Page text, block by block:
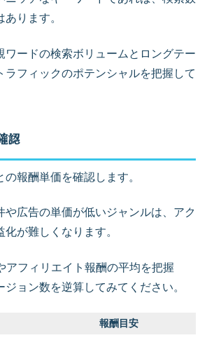
ります。
ワードの検索ボリュームとロングテー
ラフィックのポテンシャルを把握して
認
報酬単価を確認します。
や広告の単価が低いジャンルは、アク
が難しくなります。
アフィリエイト報酬の平均を把握
ジョン数を逆算してみてください。
報酬目安